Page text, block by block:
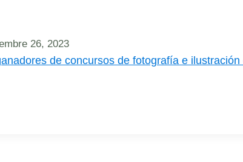
26, 2023
de concursos de fotografía e